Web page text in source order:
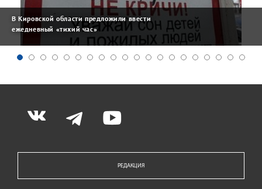
В Кировской области предложили ввести
ежедневный «тихий час»
РЕДАКЦИЯ